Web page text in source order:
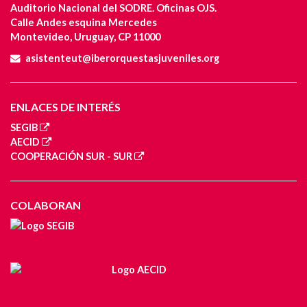
Auditorio Nacional del SODRE. Oficinas OJS.
Calle Andes esquina Mercedes
Montevideo, Uruguay, CP 11000
asistenteut@iberorquestasjuveniles.org
ENLACES DE INTERÉS
SEGIB
AECID
COOPERACIÓN SUR - SUR
COLABORAN